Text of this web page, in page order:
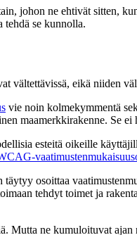
johon ne ehtivät sitten,
tehdä se kunnolla.
vältettävissä, eikä niiden
vie noin kolmekymmentä
maamerkkirakenne. Se
esteitä oikeille
osoittaa
tehdyt toimet ja
Mutta ne kumuloituvat